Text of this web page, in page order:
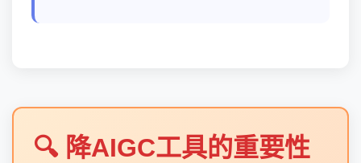
🔍 降AIGC工具的重要性